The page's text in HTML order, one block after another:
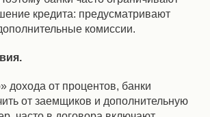
кредита: предусматривают
комиссии.
дохода от процентов, банки
от заемщиков и дополнительную